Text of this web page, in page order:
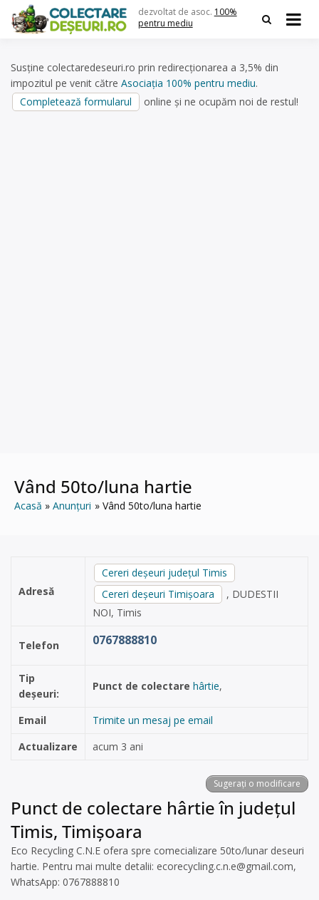
content
dezvoltat de asoc. 100%
pentru mediu
Susține colectaredeseuri.ro prin redirecționarea a 3,5% din
impozitul pe venit către Asociația 100% pentru mediu.
Completează formularul
online și ne ocupăm noi de restul!
Vând 50to/luna hartie
Acasă Anunțuri Vând 50to/luna hartie
Adresă
Cereri deșeuri județul Timis
Cereri deșeuri Timișoara
, DUDESTII
NOI, Timis
Telefon 0767888810
Tip
deșeuri:
Punct de colectare hârtie,
Email
Trimite un mesaj pe email
Actualizare
acum 3 ani
Sugerați o modificare
Punct de colectare hârtie în județul
Timis, Timișoara
Eco Recycling C.N.E ofera spre comecializare 50to/lunar deseuri
hartie. Pentru mai multe detalii: ecorecycling.c.n.e@gmail.com,
WhatsApp: 0767888810